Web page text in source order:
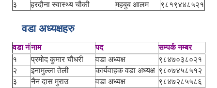
३
हरदौना स्वास्थ्य चौकी महबुब आलम ९८१९४४८५२१
वडा अध्यक्षहरु
वडा नंनाम पद
सम्पर्क नम्बर
१
प्रमोद कुमार चौधरी वडा अध्यक्ष
९८४७०३८०२१
२
इनामुल्ला तेली कार्यवाहक वडा अध्यक्ष ९८०७४५८५१२
३
नैन दास मुराउ वडा अध्यक्ष
९८४७२८५५८६